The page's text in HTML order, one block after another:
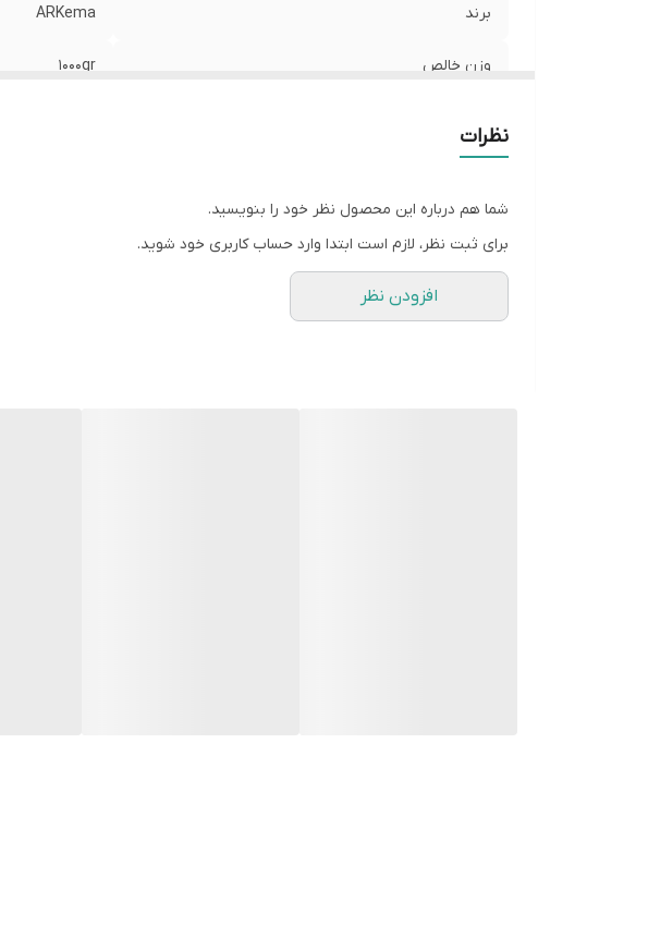
برند ARKema
وزن خالص 1000gr
نظرات
شما هم درباره این محصول نظر خود را بنویسید.
برای ثبت نظر، لازم است ابتدا وارد حساب کاربری خود شوید.
افزودن نظر